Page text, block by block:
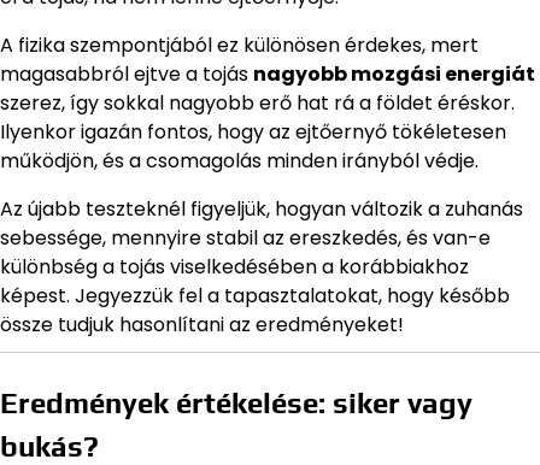
A fizika szempontjából ez különösen érdekes, mert
magasabbról ejtve a tojás nagyobb mozgási energiát
szerez, így sokkal nagyobb erő hat rá a földet éréskor.
Ilyenkor igazán fontos, hogy az ejtőernyő tökéletesen
működjön, és a csomagolás minden irányból védje.
Az újabb teszteknél figyeljük, hogyan változik a zuhanás
sebessége, mennyire stabil az ereszkedés, és van-e
különbség a tojás viselkedésében a korábbiakhoz
képest. Jegyezzük fel a tapasztalatokat, hogy később
össze tudjuk hasonlítani az eredményeket!
Eredmények értékelése: siker vagy
bukás?